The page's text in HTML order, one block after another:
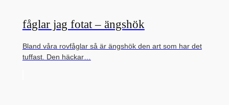
fåglar jag fotat – ängshök
Bland våra rovfåglar så är ängshök den art som har det
tuffast. Den häckar…